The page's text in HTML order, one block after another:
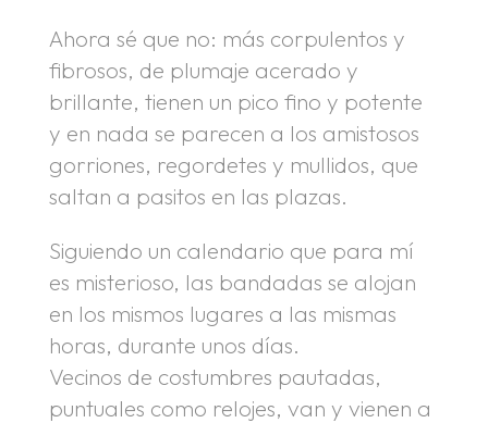
Ahora sé que no: más corpulentos y
fibrosos, de plumaje acerado y
brillante, tienen un pico fino y potente
y en nada se parecen a los amistosos
gorriones, regordetes y mullidos, que
saltan a pasitos en las plazas.
Siguiendo un calendario que para mí
es misterioso, las bandadas se alojan
en los mismos lugares a las mismas
horas, durante unos días.
Vecinos de costumbres pautadas,
puntuales como relojes, van y vienen a